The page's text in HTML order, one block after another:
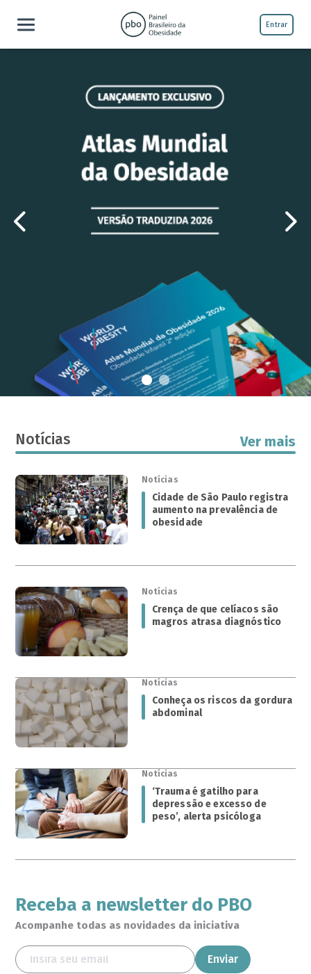
Entrar
Notícias Ver mais
Notícias
Cidade de São Paulo registra
aumento na prevalência de
obesidade
Notícias
Crença de que celíacos são
magros atrasa diagnóstico
Notícias
Conheça os riscos da gordura
abdominal
Notícias
‘Trauma é gatilho para
depressão e excesso de
peso’, alerta psicóloga
Receba a newsletter do PBO
Acompanhe todas as novidades da iniciativa